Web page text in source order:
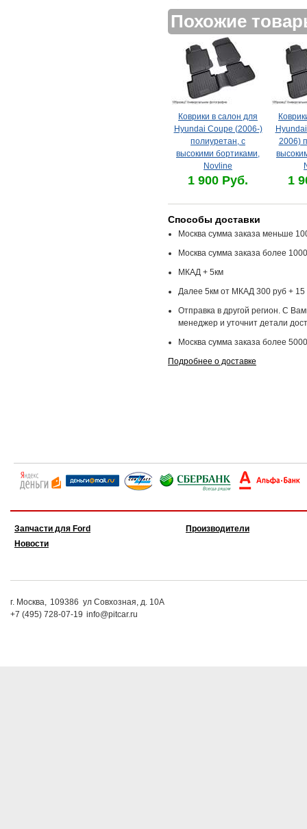
Похожие
Коврики в салон для
Hyundai Coupe (2006-)
полиуретан, с
высокими бортиками,
Novline
1 900 Руб.
2006)
1
Способы доставки
Москва сумма заказа меньше
Москва сумма заказа более
МКАД + 5км
Далее 5км от МКАД 300 руб + 15
Отправка в другой регион. С
менеджер и уточнит детали
Москва сумма заказа более
Подробнее о доставке
Запчасти для Ford
Новости
Производители
г. Москва, 109386 ул Совхозная, д. 10А
+7 (495) 728-07-19 info@pitcar.ru